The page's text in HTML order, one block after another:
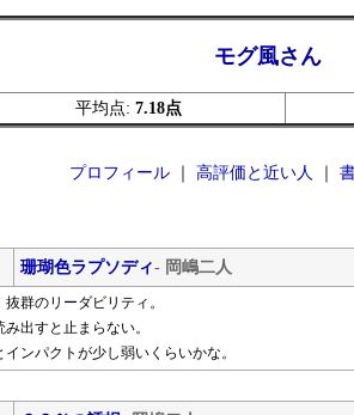
モグ風さん
平均点: 7.18点
プロフィール｜ 高評価と近い人
珊瑚色ラプソディ- 岡嶋二人
群のリーダビリティ。
み出すと止まらない。
ンパクトが少し弱いくらいかな。